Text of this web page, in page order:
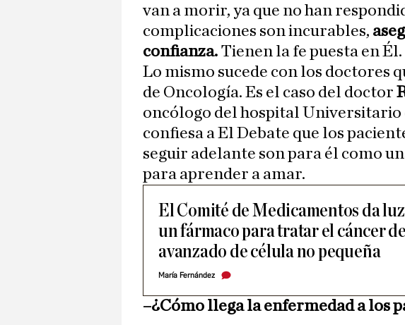
van a morir, ya que no han
complicaciones son incurables,
confianza. Tienen la fe puesta en Él.
Lo mismo sucede con los doctores
de Oncología. Es el caso del doctor
oncólogo del hospital Universitario
confiesa a El Debate que los
seguir adelante son para él como
para aprender a amar.
El Comité de Medicamentos da
un fármaco para tratar el cáncer
avanzado de célula no pequeña
María Fernández
–¿Cómo llega la enfermedad a los